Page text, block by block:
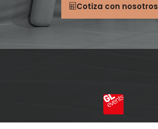
Cotiza con nosotros